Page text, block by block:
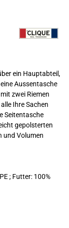
ein Hauptabteil,
Aussentasche
zwei Riemen
Ihre Sachen
Seitentasche
gepolsterten
und Volumen
; Futter: 100%